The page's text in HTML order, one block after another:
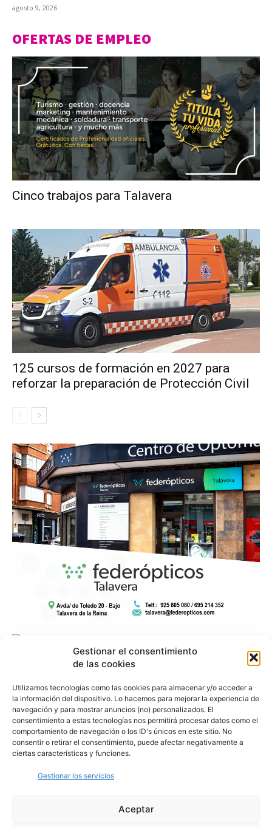
Gestionar el consentimiento
de las cookies
Utilizamos tecnologías como las cookies para almacenar y/o acceder a
la información del dispositivo. Lo hacemos para mejorar la experiencia de
navegación y para mostrar anuncios (no) personalizados. El
consentimiento a estas tecnologías nos permitirá procesar datos como el
comportamiento de navegación o los ID's únicos en este sitio. No
consentir o retirar el consentimiento, puede afectar negativamente a
ciertas características y funciones.
Gestionar los servicios
Aceptar
agosto 9, 2026
OFERTAS DE EMPLEO
Cinco trabajos para Talavera
125 cursos de formación en 2027 para
reforzar la preparación de Protección Civil